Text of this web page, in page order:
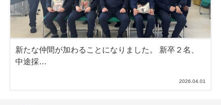
新たな仲間が加わることになりました。 新卒２名、
中途採…
2026.04.01